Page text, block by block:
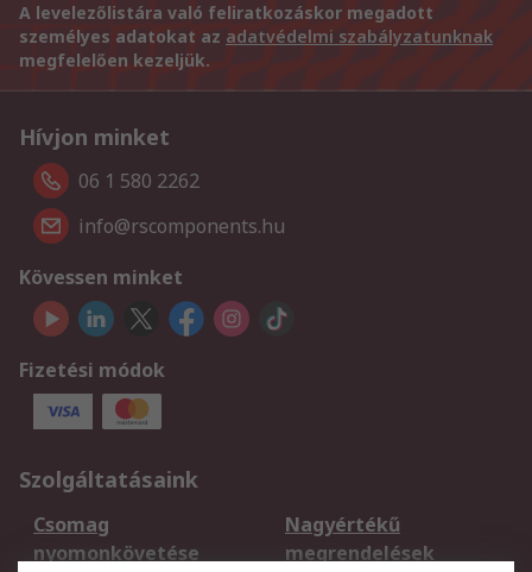
A levelezőlistára való feliratkozáskor megadott
személyes adatokat az adatvédelmi szabályzatunknak
megfelelően kezeljük.
Hívjon minket
06 1 580 2262
info@rscomponents.hu
Kövessen minket
Fizetési módok
Szolgáltatásaink
Csomag
nyomonkövetése
Nagyértékű
megrendelések